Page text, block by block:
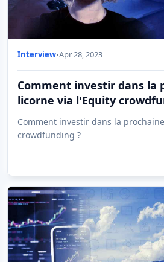
Interview•Apr 28, 2023
Comment investir dans la
licorne via l'Equity
Comment investir dans la
crowdfunding ?